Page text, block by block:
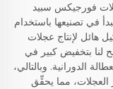
فورجيكس سبيد
في تصنيعها باستخدام
هائل لإنتاج عجلات
لنا بتخفيض كبير في
الدورانية. وبالتالي،
مما يحقِّق